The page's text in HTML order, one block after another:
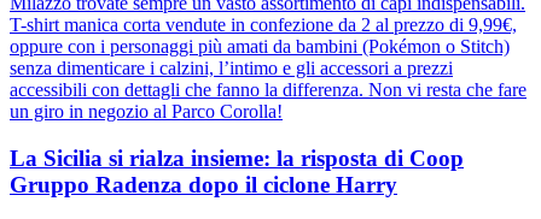
T-shirt manica corta vendute in confezione da 2 al prezzo di 9,99€,
oppure con i personaggi più amati da bambini (Pokémon o Stitch)
senza dimenticare i calzini, l’intimo e gli accessori a prezzi
accessibili con dettagli che fanno la differenza. Non vi resta che fare
un giro in negozio al Parco Corolla!
La Sicilia si rialza insieme: la risposta di Coop
Gruppo Radenza dopo il ciclone Harry